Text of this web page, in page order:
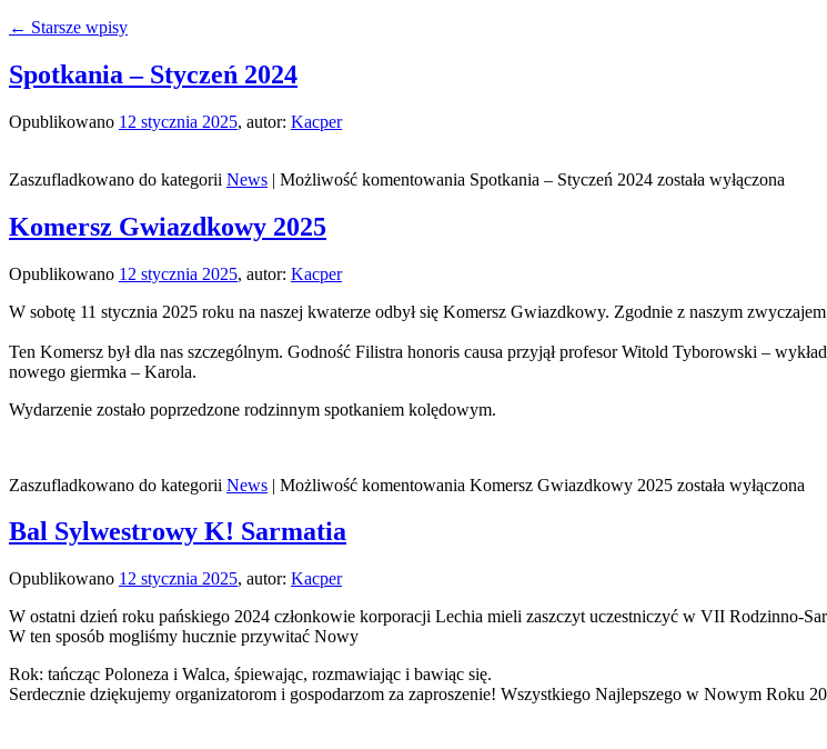
← Starsze wpisy
Spotkania – Styczeń 2024
Opublikowano 12 stycznia 2025, autor: Kacper
Zaszufladkowano do kategorii News | Możliwość komentowania Spotkania – Styczeń 2024 została wyłączona
Komersz Gwiazdkowy 2025
Opublikowano 12 stycznia 2025, autor: Kacper
W sobotę 11 stycznia 2025 roku na naszej kwaterze odbył się Komersz Gwiazdkowy. Zgodnie z naszym
Ten Komersz był dla nas szczególnym. Godność Filistra honoris causa przyjął profesor Witold Tyborowski –
nowego giermka – Karola.
Wydarzenie zostało poprzedzone rodzinnym spotkaniem kolędowym.
Zaszufladkowano do kategorii News | Możliwość komentowania Komersz Gwiazdkowy 2025 została wyłączona
Bal Sylwestrowy K! Sarmatia
Opublikowano 12 stycznia 2025, autor: Kacper
W ostatni dzień roku pańskiego 2024 członkowie korporacji Lechia mieli zaszczyt uczestniczyć w VII Rodzinno-
W ten sposób mogliśmy hucznie przywitać Nowy
Rok: tańcząc Poloneza i Walca, śpiewając, rozmawiając i bawiąc się.
Serdecznie dziękujemy organizatorom i gospodarzom za zaproszenie! Wszystkiego Najlepszego w Nowym Roku